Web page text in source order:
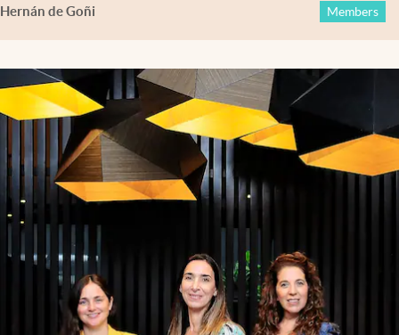
Hernán de Goñi Members